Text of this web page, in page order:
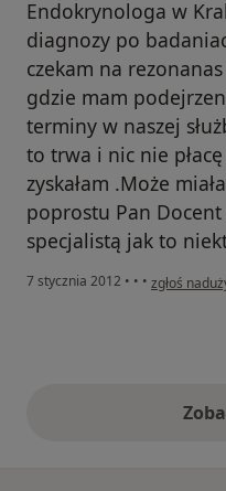
Endokrynologa w
diagnozy po
czekam na
gdzie mam
terminy w naszej
to trwa i nic nie płacę
zyskałam .Może
poprostu Pan
specjalistą jak to
7 stycznia 2012 • • • w opinii
zgłoś